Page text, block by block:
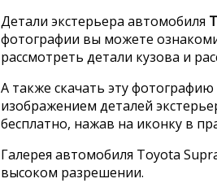
Детали экстерьера автомобиля
фотографии вы можете
рассмотреть детали кузова и
А также скачать эту
изображением деталей
бесплатно, нажав на иконку в
Галерея автомобиля Toyota
высоком разрешении.